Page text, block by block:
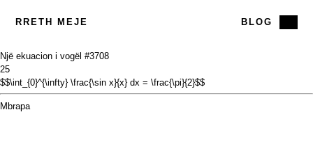
RRETH MEJE BLOG
Një ekuacion i vogël #3708
25
$$\int_{0}^{\infty} \frac{\sin x}{x} dx = \frac{\pi}{2}$$
Mbrapa